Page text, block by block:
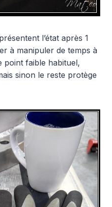
l’état après 1
à manipuler de temps à
point faible habituel,
sinon le reste protège